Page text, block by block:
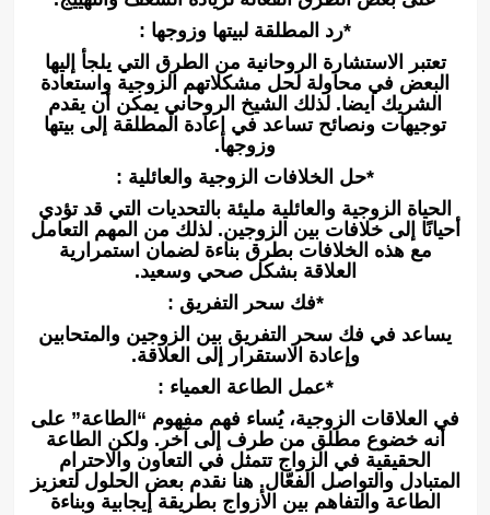
*رد المطلقة لبيتها وزوجها :
تعتبر الاستشارة الروحانية من الطرق التي يلجأ إليها
البعض في محاولة لحل مشكلاتهم الزوجية واستعادة
الشريك ايضا. لذلك الشيخ الروحاني يمكن أن يقدم
توجيهات ونصائح تساعد في إعادة المطلقة إلى بيتها
وزوجها.
*حل الخلافات الزوجية والعائلية :
الحياة الزوجية والعائلية مليئة بالتحديات التي قد تؤدي
أحيانًا إلى خلافات بين الزوجين. لذلك من المهم التعامل
مع هذه الخلافات بطرق بناءة لضمان استمرارية
العلاقة بشكل صحي وسعيد.
*فك سحر التفريق :
يساعد في فك سحر التفريق بين الزوجين والمتحابين
وإعادة الاستقرار إلى العلاقة.
*عمل الطاعة العمياء :
في العلاقات الزوجية، يُساء فهم مفهوم “الطاعة” على
أنه خضوع مطلق من طرف إلى آخر. ولكن الطاعة
الحقيقية في الزواج تتمثل في التعاون والاحترام
المتبادل والتواصل الفعّال. هنا نقدم بعض الحلول لتعزيز
الطاعة والتفاهم بين الأزواج بطريقة إيجابية وبناءة